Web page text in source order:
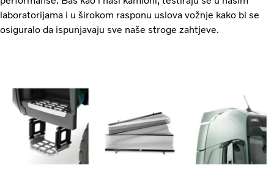
laboratorijama i u širokom rasponu uslova vožnje kako bi se
osiguralo da ispunjavaju sve naše stroge zahtjeve.